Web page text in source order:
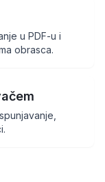
u PDF-u i
obrasca.